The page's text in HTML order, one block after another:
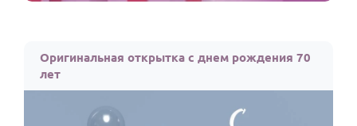
Оригинальная открытка с днем рождения 70
лет